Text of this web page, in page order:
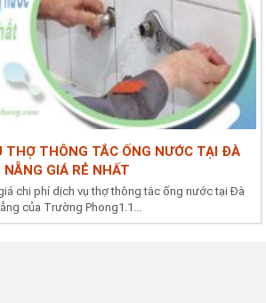
THỢ THÔNG TẮC ỐNG NƯỚC TẠI ĐÀ
NẴNG GIÁ RẺ NHẤT
chi phí dịch vụ thợ thông tắc ống nước tại Đà
của Trường Phong1.1...